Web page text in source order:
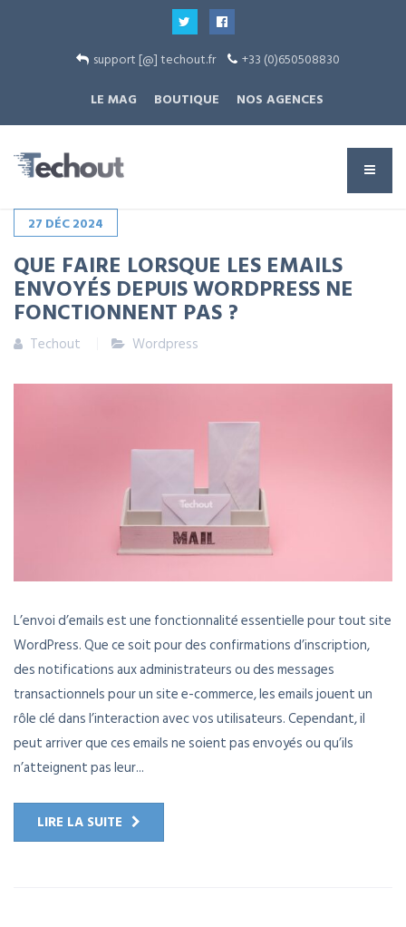
support [@] techout.fr
+33 (0)650508830
LE MAG
BOUTIQUE NOS AGENCES
27 DÉC2024
QUE FAIRE LORSQUE LES EMAILS
ENVOYÉS DEPUIS WORDPRESS NE
FONCTIONNENT PAS ?
Techout Wordpress
L’envoi d’emails est une fonctionnalité essentielle pour tout site
WordPress. Que ce soit pour des confirmations d’inscription,
des notifications aux administrateurs ou des messages
transactionnels pour un site e-commerce, les emails jouent un
rôle clé dans l’interaction avec vos utilisateurs. Cependant, il
peut arriver que ces emails ne soient pas envoyés ou qu’ils
n’atteignent pas leur...
LIRE LA SUITE